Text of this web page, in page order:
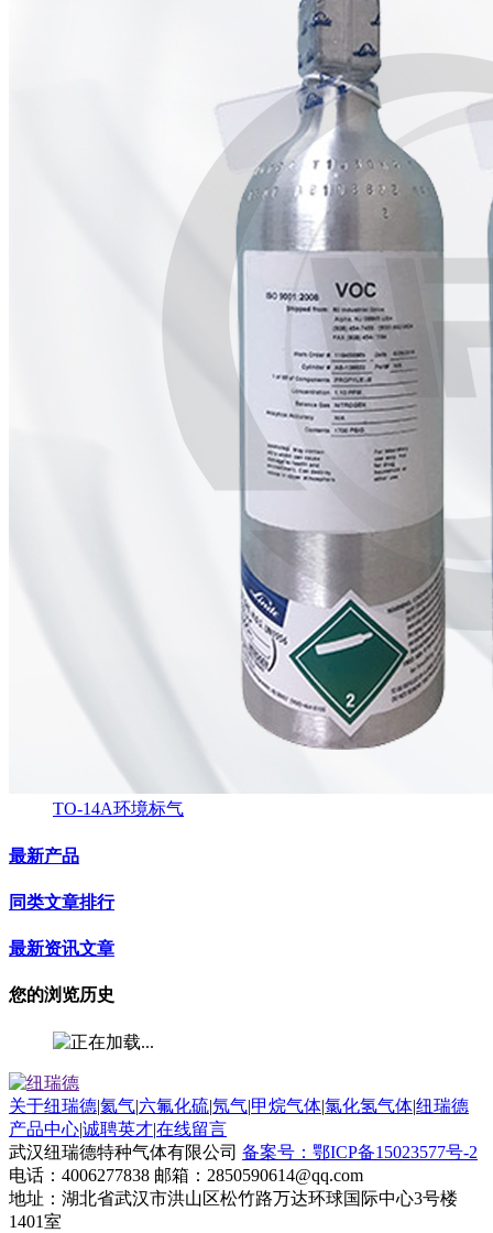
TO-14A环境标气
最新产品
同类文章排行
最新资讯文章
您的浏览历史
关于纽瑞德|氦气|六氟化硫|氖气|甲烷气体|氯化氢气体|纽瑞德
产品中心|诚聘英才|在线留言
武汉纽瑞德特种气体有限公司 备案号：鄂ICP备15023577号-2
电话：4006277838 邮箱：2850590614@qq.com
地址：湖北省武汉市洪山区松竹路万达环球国际中心3号楼
1401室